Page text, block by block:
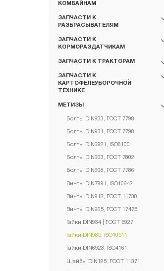
КОМБАЙНАМ
ЗАПЧАСТИ К
РАЗБРАСЫВАТЕЛЯМ
ЗАПЧАСТИ К
КОРМОРАЗДАТЧИКАМ
ЗАПЧАСТИ К ТРАКТОРАМ
ЗАПЧАСТИ К
КАРТОФЕЛЕУБОРОЧНОЙ
ТЕХНИКЕ
МЕТИЗЫ
Болты DIN933, ГОСТ 7798
Болты DIN931, ГОСТ 7798
Болты DIN6921, ISO8100
Болты DIN603, ГОСТ 7802
Болты DIN608, ГОСТ 7786
Винты DIN7991, ISO10642
Винты DIN912, ГОСТ 11738
Винты DIN965, ГОСТ 17475
Гайки DIN934 | ГОСТ 5927
Гайки DIN985, ISO10511
Гайки DIN6923, ISO4161
Шайбы DIN125, ГОСТ 11371